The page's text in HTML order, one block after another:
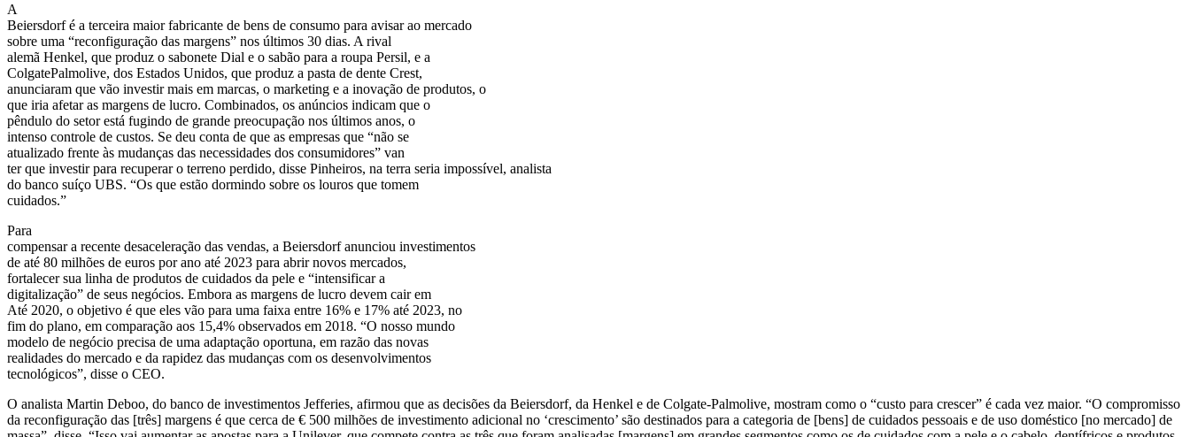
A
Beiersdorf é a terceira maior fabricante de bens de consumo para avisar ao mercado
sobre uma “reconfiguração das margens” nos últimos 30 dias. A rival
alemã Henkel, que produz o sabonete Dial e o sabão para a roupa Persil, e a
ColgatePalmolive, dos Estados Unidos, que produz a pasta de dente Crest,
anunciaram que vão investir mais em marcas, o marketing e a inovação de produtos, o
que iria afetar as margens de lucro. Combinados, os anúncios indicam que o
pêndulo do setor está fugindo de grande preocupação nos últimos anos, o
intenso controle de custos. Se deu conta de que as empresas que “não se
atualizado frente às mudanças das necessidades dos consumidores” van
ter que investir para recuperar o terreno perdido, disse Pinheiros, na terra seria impossível, analista
do banco suíço UBS. “Os que estão dormindo sobre os louros que tomem
cuidados.”
Para
compensar a recente desaceleração das vendas, a Beiersdorf anunciou investimentos
de até 80 milhões de euros por ano até 2023 para abrir novos mercados,
fortalecer sua linha de produtos de cuidados da pele e “intensificar a
digitalização” de seus negócios. Embora as margens de lucro devem cair em
Até 2020, o objetivo é que eles vão para uma faixa entre 16% e 17% até 2023, no
fim do plano, em comparação aos 15,4% observados em 2018. “O nosso mundo
modelo de negócio precisa de uma adaptação oportuna, em razão das novas
realidades do mercado e da rapidez das mudanças com os desenvolvimentos
tecnológicos”, disse o CEO.
O analista Martin Deboo, do banco de investimentos Jefferies, afirmou que as decisões da Beiersdorf, da Henkel e de Colgate-Palmolive, mostram como o “custo para crescer” é cada vez maior. “O compromisso
da reconfiguração das [três] margens é que cerca de € 500 milhões de investimento adicional no ‘crescimento’ são destinados para a categoria de [bens] de cuidados pessoais e de uso doméstico [no mercado] de